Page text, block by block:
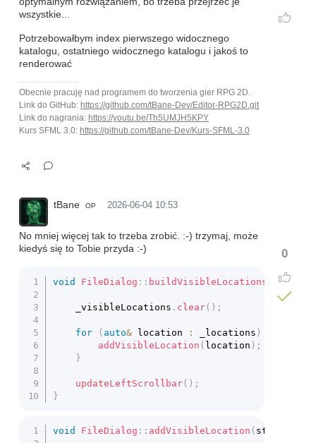
wszystkie...
Potrzebowałbym index pierwszego widocznego
katalogu, ostatniego widocznego katalogu i jakoś to
renderować
Obecnie pracuję nad programem do tworzenia gier RPG 2D.
Link do GitHub: https://github.com/tBane-Dev/Editor-RPG2D.git
Link do nagrania: https://youtu.be/Th5UMJH5KPY
Kurs SFML 3.0: https://github.com/tBane-Dev/Kurs-SFML-3.0
tBane OP 2026-06-04 10:53
0
No mniej więcej tak to trzeba zrobić. :-) trzymaj, może
kiedyś się to Tobie przyda :-)
void FileDialog :: buildVisibleLocations {
	_visibleLocations
. clear( ) ;
for ( auto& location : _locations )
addVisibleLocation ( location ) ;
}
updateLeftScrollbar( ) ;
}
void FileDialog :: addVisibleLocation ( std